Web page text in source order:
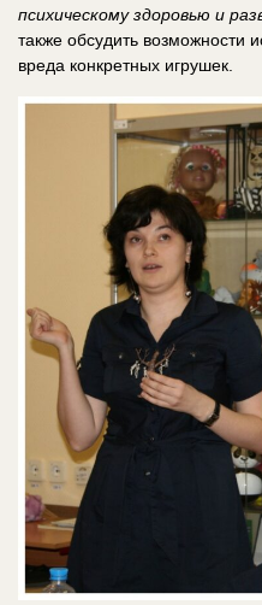
психическому здоровью и
также обсудить возможности
вреда конкретных игрушек.